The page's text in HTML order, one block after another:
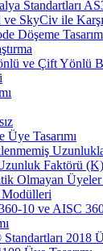
Standartları
SkyCiv ile
Döşeme
ve Çift Yönlü
Üye Tasarımı
Faktörü
Olmayan
Modülleri
10 ve AISC
2018